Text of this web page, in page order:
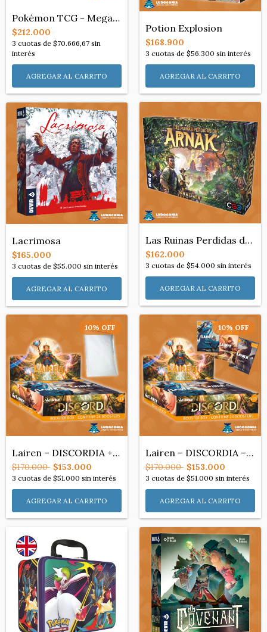
Pokémon TCG - Mega Evolution: Perfect Or...
$212.000
3 cuotas de $70.666,67 sin
interés
Potion Explosion
$168.900
3 cuotas de $56.300 sin interés
Lacrimosa
$165.000
3 cuotas de $55.000 sin interés
Las Ruinas Perdidas de Arnak
$162.000
3 cuotas de $54.000 sin interés
10% OFF
Lairen – DISCORDIA + ¡SOBRE PROMO!– Boos...
$170.000 $153.000
3 cuotas de $51.000 sin interés
10% OFF
Lairen – DISCORDIA – Booster Box (x24 so...
$170.000 $153.000
3 cuotas de $51.000 sin interés